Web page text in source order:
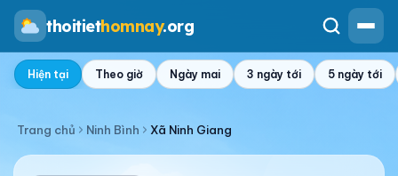
thoitiethomnay.org
Hiện tại Theo giờ Ngày mai 3 ngày tới 5 ngày tới
Trang chủ Ninh Bình Xã Ninh Giang